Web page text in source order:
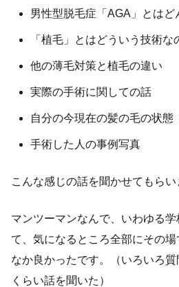
男性型脱毛症「AGA」とはど
「植毛」とはどういう技術な
他の薄毛対策と植毛の違い
実際の手術に関しての話
自分の今現在の髪の毛の状態
手術した人の事例写真
こんな感じの話を聞かせてもらい
マンツーマンなんで、いわゆる
て、気になるところ全部にその
なか良かったです。（いろいろ
くらい話を聞いた）